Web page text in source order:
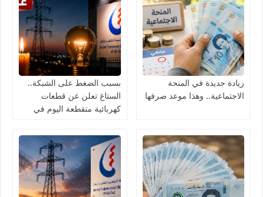
زيادة جديدة في المنحة
الاجتماعية.. وهذا موعد صرفها
بسبب الضغط على الشبكة..
الستاغ تعلن عن قطعات
كهربائية متقطعة اليوم في